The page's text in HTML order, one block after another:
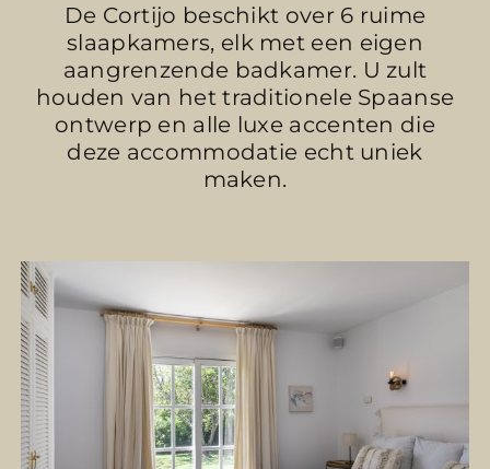
De Cortijo beschikt over 6 ruime
slaapkamers, elk met een eigen
aangrenzende badkamer. U zult
houden van het traditionele Spaanse
ontwerp en alle luxe accenten die
deze accommodatie echt uniek
maken.